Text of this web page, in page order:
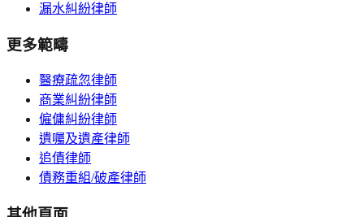
漏水糾紛律師
更多範疇
醫療疏忽律師
商業糾紛律師
僱傭糾紛律師
遺囑及遺產律師
追債律師
債務重組/破產律師